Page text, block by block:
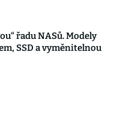
řadu NASů. Modely
SSD a vyměnitelnou